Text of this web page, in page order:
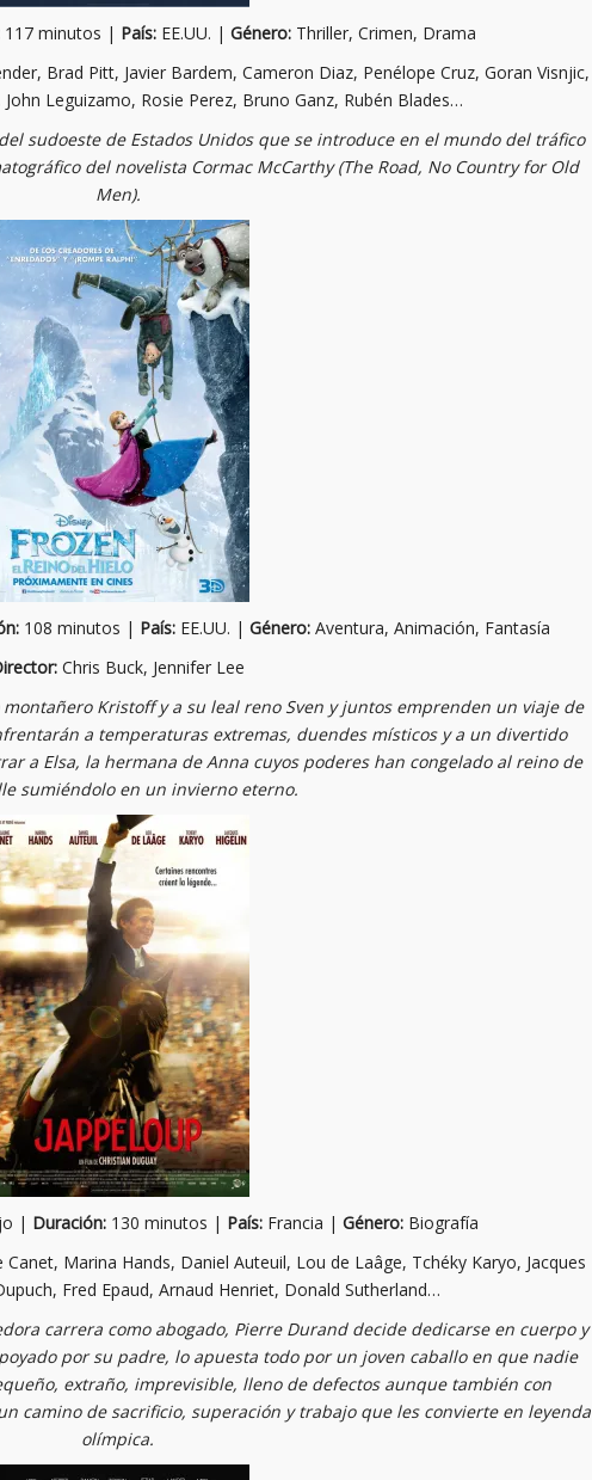
117 minutos | País: EE.UU. | Género: Thriller, Crimen, Drama
Brad Pitt, Javier Bardem, Cameron Diaz, Penélope Cruz, Goran Visnjic,
Leguizamo, Rosie Perez, Bruno Ganz, Rubén Blades…
sudoeste de Estados Unidos que se introduce en el mundo del tráfico
del novelista Cormac McCarthy (The Road, No Country for Old
Men).
108 minutos | País: EE.UU. | Género: Aventura, Animación, Fantasía
Chris Buck, Jennifer Lee
Kristoff y a su leal reno Sven y juntos emprenden un viaje de
a temperaturas extremas, duendes místicos y a un divertido
a Elsa, la hermana de Anna cuyos poderes han congelado al reino de
sumiéndolo en un invierno eterno.
| Duración: 130 minutos | País: Francia | Género: Biografía
Canet, Marina Hands, Daniel Auteuil, Lou de Laâge, Tchéky Karyo, Jacques
Fred Epaud, Arnaud Henriet, Donald Sutherland…
carrera como abogado, Pierre Durand decide dedicarse en cuerpo y
por su padre, lo apuesta todo por un joven caballo en que nadie
extraño, imprevisible, lleno de defectos aunque también con
camino de sacrificio, superación y trabajo que les convierte en leyenda
olímpica.